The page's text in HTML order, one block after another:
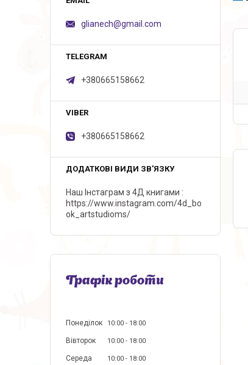
glianech@gmail.com
+380665158662
+380665158662
Наш Інстаграм з 4Д книгами
https://www.instagram.com/4d_bo
ok_artstudioms/
Графік роботи
Понеділок 10:00 18:00
Вівторок 10:00 18:00
Середа 10:00 18:00